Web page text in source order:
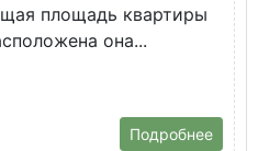
площадь квартиры
она...
Подробнее